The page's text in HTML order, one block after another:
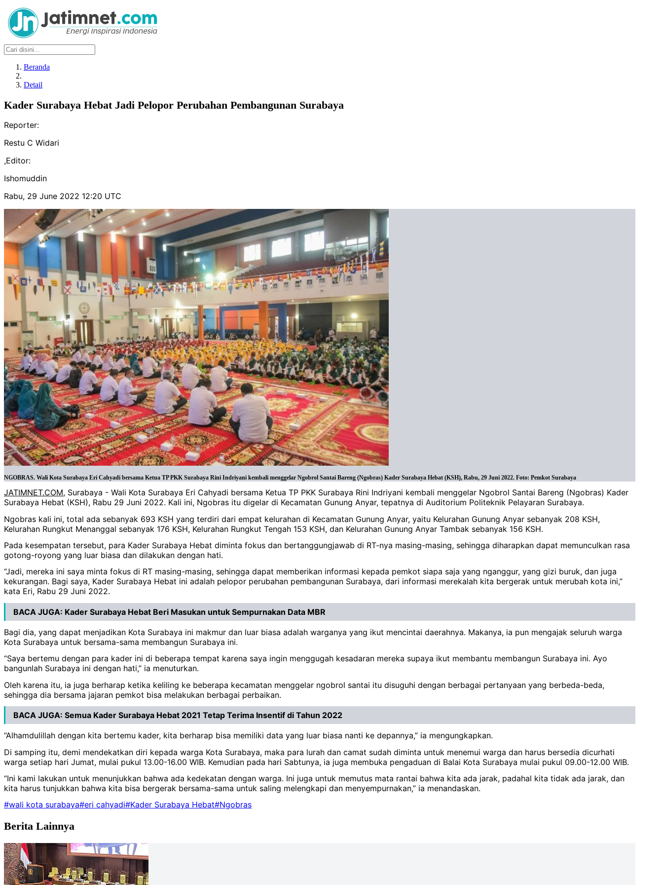
Beranda
Detail
Kader Surabaya Hebat Jadi Pelopor Perubahan Pembangunan Surabaya
Reporter:
Restu C Widari
,Editor:
Ishomuddin
Rabu, 29 June 2022 12:20 UTC
NGOBRAS. Wali Kota Surabaya Eri Cahyadi bersama Ketua TP PKK Surabaya Rini Indriyani kembali menggelar Ngobrol Santai Bareng (Ngobras) Kader Surabaya Hebat (KSH), Rabu, 29 Juni 2022. Foto: Pemkot Surabaya
JATIMNET.COM, Surabaya - Wali Kota Surabaya Eri Cahyadi bersama Ketua TP PKK Surabaya Rini Indriyani kembali menggelar Ngobrol Santai Bareng (Ngobras) Kader
Surabaya Hebat (KSH), Rabu 29 Juni 2022. Kali ini, Ngobras itu digelar di Kecamatan Gunung Anyar, tepatnya di Auditorium Politeknik Pelayaran Surabaya.
Ngobras kali ini, total ada sebanyak 693 KSH yang terdiri dari empat kelurahan di Kecamatan Gunung Anyar, yaitu Kelurahan Gunung Anyar sebanyak 208 KSH,
Kelurahan Rungkut Menanggal sebanyak 176 KSH, Kelurahan Rungkut Tengah 153 KSH, dan Kelurahan Gunung Anyar Tambak sebanyak 156 KSH.
Pada kesempatan tersebut, para Kader Surabaya Hebat diminta fokus dan bertanggungjawab di RT-nya masing-masing, sehingga diharapkan dapat memunculkan rasa
gotong-royong yang luar biasa dan dilakukan dengan hati.
“Jadi, mereka ini saya minta fokus di RT masing-masing, sehingga dapat memberikan informasi kepada pemkot siapa saja yang nganggur, yang gizi buruk, dan juga
kekurangan. Bagi saya, Kader Surabaya Hebat ini adalah pelopor perubahan pembangunan Surabaya, dari informasi merekalah kita bergerak untuk merubah kota ini,”
kata Eri, Rabu 29 Juni 2022.
BACA JUGA: Kader Surabaya Hebat Beri Masukan untuk Sempurnakan Data MBR
Bagi dia, yang dapat menjadikan Kota Surabaya ini makmur dan luar biasa adalah warganya yang ikut mencintai daerahnya. Makanya, ia pun mengajak seluruh warga
Kota Surabaya untuk bersama-sama membangun Surabaya ini.
“Saya bertemu dengan para kader ini di beberapa tempat karena saya ingin menggugah kesadaran mereka supaya ikut membantu membangun Surabaya ini. Ayo
bangunlah Surabaya ini dengan hati,” ia menuturkan.
Oleh karena itu, ia juga berharap ketika keliling ke beberapa kecamatan menggelar ngobrol santai itu disuguhi dengan berbagai pertanyaan yang berbeda-beda,
sehingga dia bersama jajaran pemkot bisa melakukan berbagai perbaikan.
BACA JUGA: Semua Kader Surabaya Hebat 2021 Tetap Terima Insentif di Tahun 2022
“Alhamdulillah dengan kita bertemu kader, kita berharap bisa memiliki data yang luar biasa nanti ke depannya,” ia mengungkapkan.
Di samping itu, demi mendekatkan diri kepada warga Kota Surabaya, maka para lurah dan camat sudah diminta untuk menemui warga dan harus bersedia dicurhati
warga setiap hari Jumat, mulai pukul 13.00-16.00 WIB. Kemudian pada hari Sabtunya, ia juga membuka pengaduan di Balai Kota Surabaya mulai pukul 09.00-12.00 WIB.
“Ini kami lakukan untuk menunjukkan bahwa ada kedekatan dengan warga. Ini juga untuk memutus mata rantai bahwa kita ada jarak, padahal kita tidak ada jarak, dan
kita harus tunjukkan bahwa kita bisa bergerak bersama-sama untuk saling melengkapi dan menyempurnakan,” ia menandaskan.
#wali kota surabaya#eri cahyadi#Kader Surabaya Hebat#Ngobras
Berita Lainnya